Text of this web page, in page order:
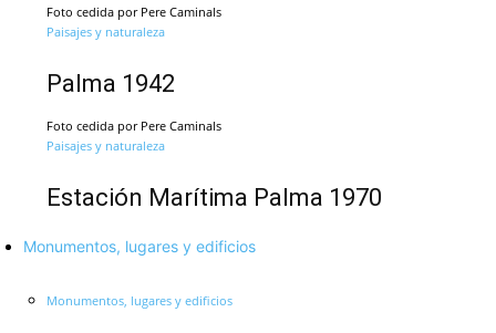
Foto cedida por Pere Caminals
Paisajes y naturaleza
Palma 1942
Foto cedida por Pere Caminals
Paisajes y naturaleza
Estación Marítima Palma 1970
Monumentos, lugares y edificios
Monumentos, lugares y edificios